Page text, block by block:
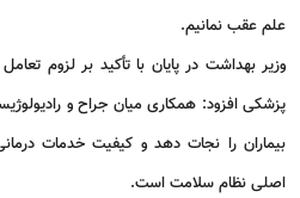
علم عقب نمانیم.
وزیر بهداشت در پایان با تأکید بر لزوم
پزشکی افزود: همکاری میان جراح و
بیماران را نجات دهد و کیفیت خدمات
اصلی نظام سلامت است.